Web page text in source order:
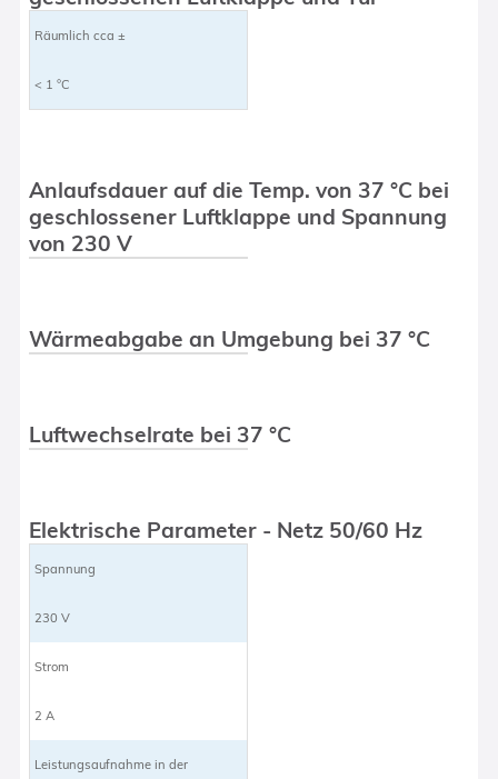
Räumlich cca ±
< 1 °C
Anlaufsdauer auf die Temp. von 37 °C bei
geschlossener Luftklappe und Spannung
von 230 V
Wärmeabgabe an Umgebung bei 37 °C
Luftwechselrate bei 37 °C
Elektrische Parameter - Netz 50/60 Hz
Spannung
230 V
Strom
2 A
Leistungsaufnahme in der